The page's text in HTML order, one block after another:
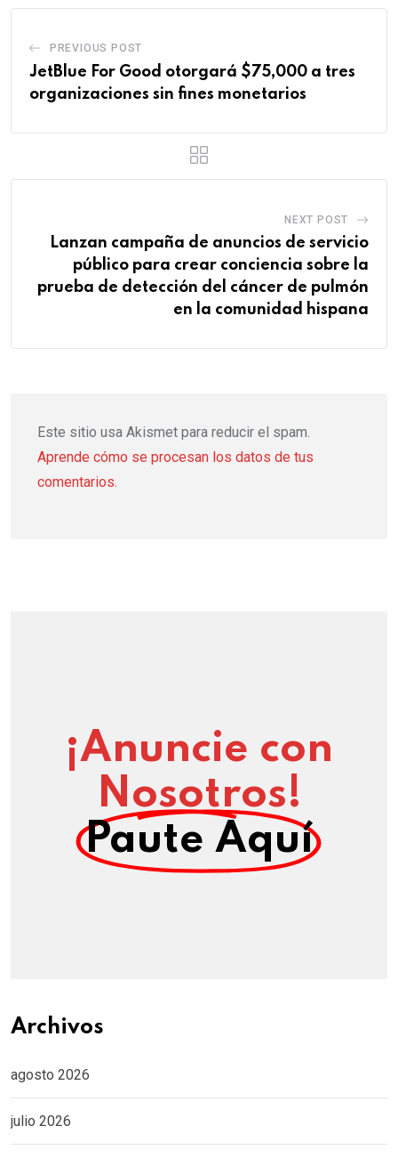
PREVIOUS POST
JetBlue For Good otorgará $75,000 a tres
organizaciones sin fines monetarios
NEXT POST
Lanzan campaña de anuncios de servicio
público para crear conciencia sobre la
prueba de detección del cáncer de pulmón
en la comunidad hispana
Este sitio usa Akismet para reducir el spam.
Aprende cómo se procesan los datos de tus
comentarios.
¡Anuncie con
Nosotros!
Paute Aquí
Archivos
agosto 2026
julio 2026